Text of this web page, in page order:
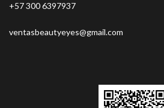
+57 300 6397937
ventasbeautyeyes@gmail.com